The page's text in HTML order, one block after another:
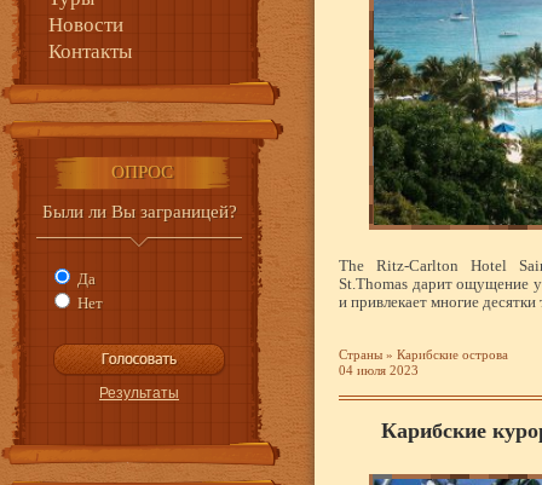
Новости
Контакты
ОПРОС
Были ли Вы заграницей?
Да
Нет
The Ritz-Carlton Hotel
St.Thomas дарит ощущение
и привлекает многие
Страны » Карибские острова
04 июля 2023
Карибские